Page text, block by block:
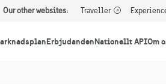
Our other websites: Traveller
ErbjudandenNationellt APIOm